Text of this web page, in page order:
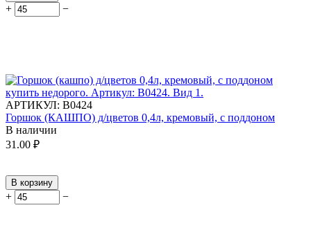
+ −
АРТИКУЛ: В0424
Горшок (КАШПО) д/цветов 0,4л, кремовый, с поддоном
В наличии
31.00 ₽
В корзину
+ −